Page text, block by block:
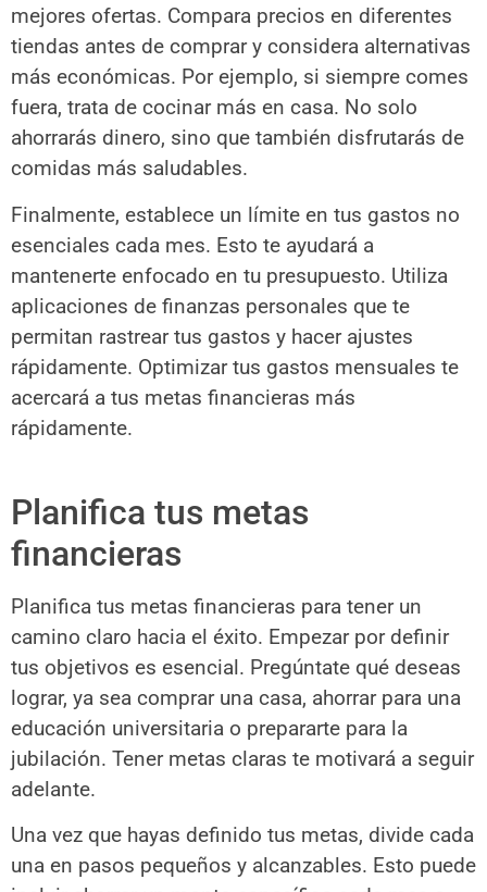
mejores ofertas. Compara precios en diferentes
tiendas antes de comprar y considera alternativas
más económicas. Por ejemplo, si siempre comes
fuera, trata de cocinar más en casa. No solo
ahorrarás dinero, sino que también disfrutarás de
comidas más saludables.
Finalmente, establece un límite en tus gastos no
esenciales cada mes. Esto te ayudará a
mantenerte enfocado en tu presupuesto. Utiliza
aplicaciones de finanzas personales que te
permitan rastrear tus gastos y hacer ajustes
rápidamente. Optimizar tus gastos mensuales te
acercará a tus metas financieras más
rápidamente.
Planifica tus metas
financieras
Planifica tus metas financieras para tener un
camino claro hacia el éxito. Empezar por definir
tus objetivos es esencial. Pregúntate qué deseas
lograr, ya sea comprar una casa, ahorrar para una
educación universitaria o prepararte para la
jubilación. Tener metas claras te motivará a seguir
adelante.
Una vez que hayas definido tus metas, divide cada
una en pasos pequeños y alcanzables. Esto puede